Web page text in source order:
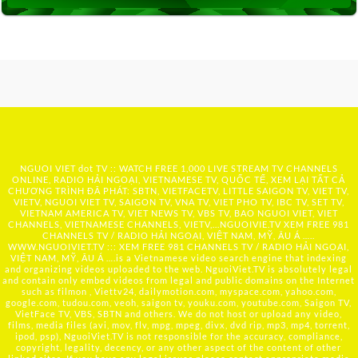
NGUOI VIET dot TV :: WATCH FREE 1,000 LIVE STREAM TV CHANNELS
ONLINE, RADIO HẢI NGOẠI, VIETNAMESE TV, QUỐC TẾ, XEM LẠI TẤT CẢ
CHƯƠNG TRÌNH ĐÃ PHÁT: SBTN, VIETFACETV, LITTLE SAIGON TV, VIET TV,
VIETV, NGUOI VIET TV, SAIGON TV, VNA TV, VIET PHO TV, IBC TV, SET TV,
VIETNAM AMERICA TV, VIET NEWS TV, VBS TV, BAO NGUOI VIET, VIET
CHANNELS, VIETNAMESE CHANNELS, VIETV,... NGUOIVIE.TV XEM FREE 981
CHANNELS TV / RADIO HẢI NGOẠI, VIỆT NAM, MỸ, ÂU Á …..
WWW.NGUOIVIET.TV ::: XEM FREE 981 CHANNELS TV / RADIO HẢI NGOẠI,
VIỆT NAM, MỸ, ÂU Á ….is a Vietnamese video search engine that indexing
and organizing videos uploaded to the web. NguoiViet.TV is absolutely legal
and contain only embed videos from legal and public domains on the Internet
such as filmon , Viettv24, dailymotion.com, myspace.com, yahoo.com,
google.com, tudou.com, veoh, saigon tv, youku.com, youtube.com, Saigon TV,
VietFace TV, VBS, SBTN and others. We do not host or upload any video,
films, media files (avi, mov, flv, mpg, mpeg, divx, dvd rip, mp3, mp4, torrent,
ipod, psp), NguoiViet.TV is not responsible for the accuracy, compliance,
copyright, legality, decency, or any other aspect of the content of other